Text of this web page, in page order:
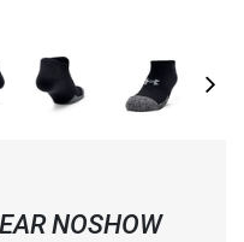
NOSHOW